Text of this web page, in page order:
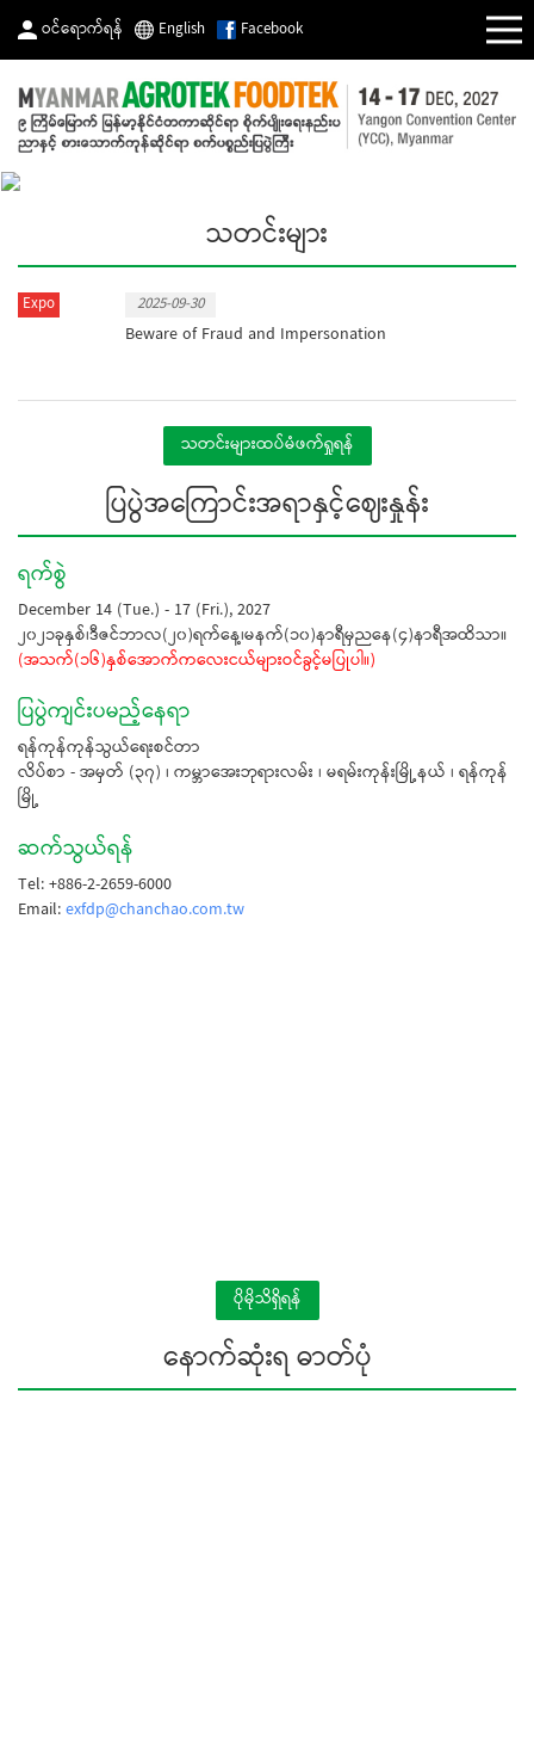
ဝင်ရောက်ရန် English Facebook
သတင်းများ
Expo 2025-09-30
Beware of Fraud and Impersonation
သတင်းများထပ်မံဖက်ရှုရန်
ပြပွဲအကြောင်းအရာနှင့်ဈေးနှုန်း
ရက်စွဲ
December 14 (Tue.) - 17 (Fri.), 2027
၂၀၂၁ခုနှစ်၊ဒီဇင်ဘာလ(၂၀)ရက်နေ့၊မနက်(၁၀)နာရီမှညနေ(၄)နာရီအထိသာ။
(အသက်(၁၆)နှစ်အောက်ကလေးငယ်များဝင်ခွင့်မပြုပါ။)
ပြပွဲကျင်းပမည့်နေရာ
ရန်ကုန်ကုန်သွယ်ရေးစင်တာ
လိပ်စာ - အမှတ် (၃၇) ၊ ကမ္ဘာအေးဘုရားလမ်း ၊ မရမ်းကုန်းမြို့နယ် ၊ ရန်ကုန်
မြို့
ဆက်သွယ်ရန်
Tel: +886-2-2659-6000
Email:exfdp@chanchao.com.tw
ပိုမိုသိရှိရန်
နောက်ဆုံးရ ဓာတ်ပုံ